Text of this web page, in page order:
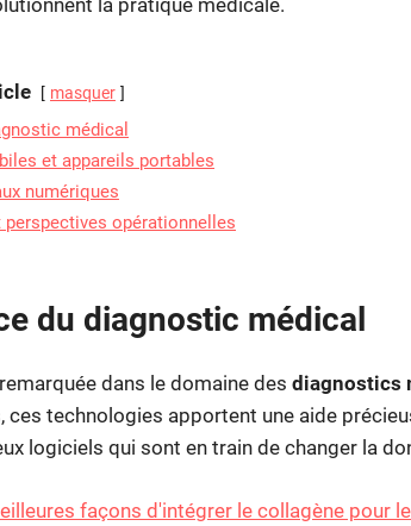
suivi
la pratique médicale.
masquer
médical
et appareils portables
numériques
perspectives opérationnelles
du diagnostic médical
dans le domaine des diagnostics
ces technologies apportent une aide
logiciels qui sont en train de changer la
façons d'intégrer le collagène pour